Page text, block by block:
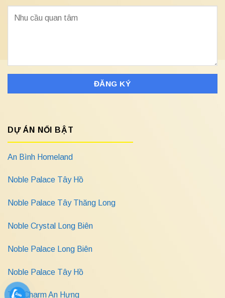
DỰ ÁN NỔI BẬT
An Bình Homeland
Noble Palace Tây Hồ
Noble Palace Tây Thăng Long
Noble Crystal Long Biên
Noble Palace Long Biên
Noble Palace Tây Hồ
The Charm An Hưng